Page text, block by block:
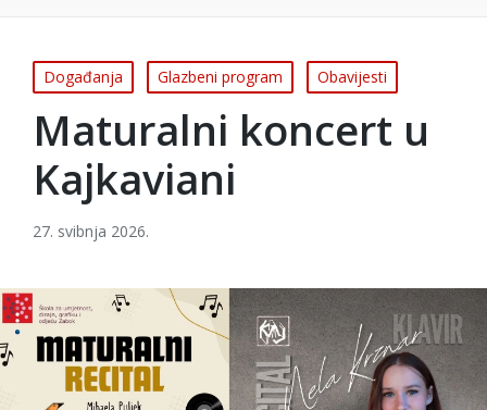
Posted
in
Događanja Glazbeni program Obavijesti
Maturalni koncert u
Kajkaviani
27. svibnja 2026.